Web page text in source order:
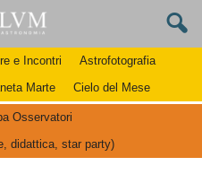
e Incontri
Astrofotografia
Marte Cielo del Mese
Osservatori
didattica, star party)